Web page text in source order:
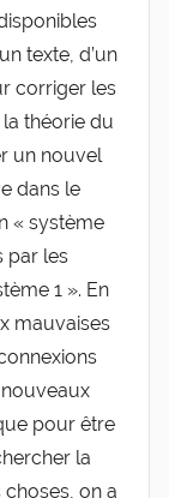
texte, d’un
corriger les
théorie du
un nouvel
dans le
« système
par les
1 ». En
mauvaises
pour être
la
on a